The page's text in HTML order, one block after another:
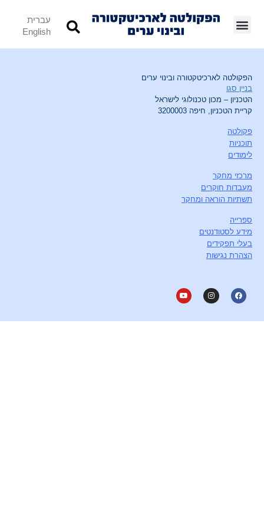
עברית
English
הפקולטה לארכיטקטורה ובינוי ערים
בניין סגו
הטכניון – מכון טכנולוגי לישראל
קריית הטכניון, חיפה 3200003
פקולטה
תוכניות
לימודים
מרכזי מחקר
מעבדות חוקרים
תשתיות הוראה ומחקר
ספרייה
מידע לסטודנטים
בעלי תפקידים
הצהרת נגישות